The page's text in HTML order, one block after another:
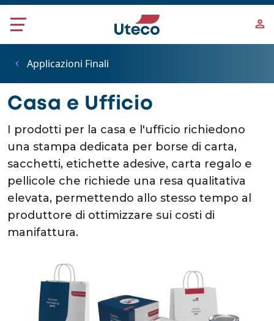
Salta al contenuto principale
Applicazioni Finali
Casa e Ufficio
I prodotti per la casa e l'ufficio richiedono
una stampa dedicata per borse di carta,
sacchetti, etichette adesive, carta regalo e
pellicole che richiede una resa qualitativa
elevata, permettendo allo stesso tempo al
produttore di ottimizzare sui costi di
manifattura.